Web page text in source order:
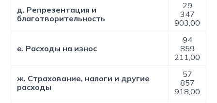
д. Репрезентация и
благотворительность
29
347
903,00
е. Расходы на износ
94
859
211,00
ж. Страхование, налоги и другие
расходы
57
857
918,00